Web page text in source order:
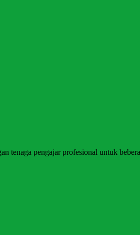
pengajar profesional untuk